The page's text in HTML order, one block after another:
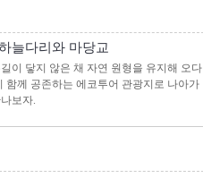
늘다리와 마당교
이 닿지 않은 채 자연 원형을 유지해 오다
함께 공존하는 에코투어 관광지로 나아가
보자.